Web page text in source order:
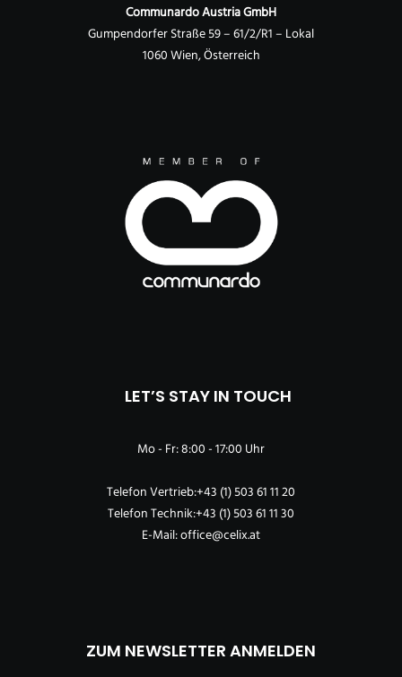
Communardo Austria GmbH
Gumpendorfer Straße 59 – 61/2/R1 – Lokal
1060 Wien, Österreich
LET’S STAY IN TOUCH
Mo - Fr: 8:00 - 17:00 Uhr
Telefon Vertrieb:+43 (1) 503 61 11 20
Telefon Technik:+43 (1) 503 61 11 30
E-Mail:office@celix.at
ZUM NEWSLETTER ANMELDEN